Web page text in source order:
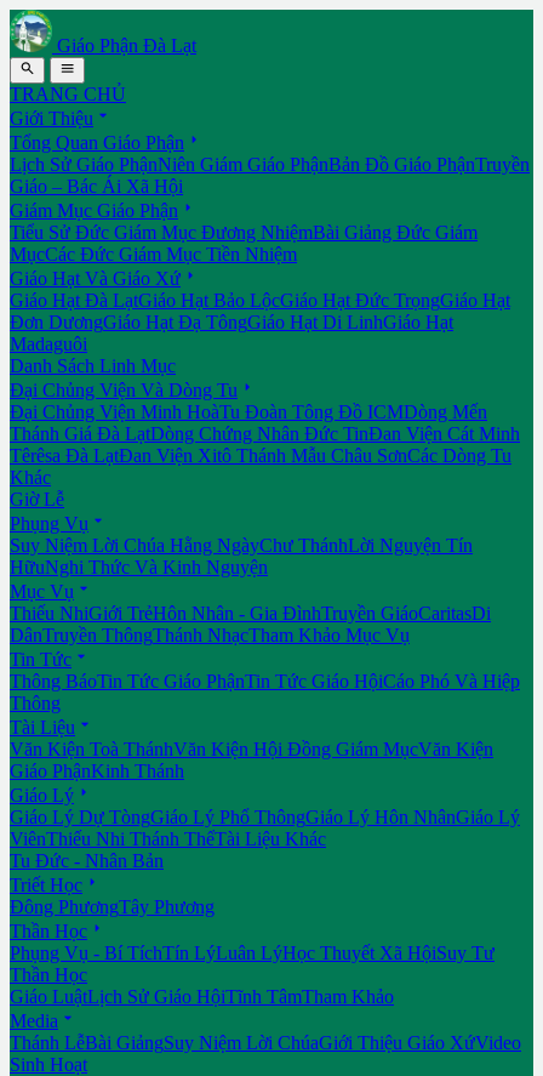
Giáo Phận Đà Lạt
 
TRANG CHỦ
Giới Thiệu 
Tổng Quan Giáo Phận 
Lịch Sử Giáo PhậnNiên Giám Giáo PhậnBản Đồ Giáo PhậnTruyền
Giáo – Bác Ái Xã Hội
Giám Mục Giáo Phận 
Tiểu Sử Đức Giám Mục Đương NhiệmBài Giảng Đức Giám
MụcCác Đức Giám Mục Tiền Nhiệm
Giáo Hạt Và Giáo Xứ 
Giáo Hạt Đà LạtGiáo Hạt Bảo LộcGiáo Hạt Đức TrọngGiáo Hạt
Đơn DươngGiáo Hạt Đạ TôngGiáo Hạt Di LinhGiáo Hạt
Madaguôi
Danh Sách Linh Mục
Đại Chủng Viện Và Dòng Tu 
Đại Chủng Viện Minh HoàTu Đoàn Tông Đồ ICMDòng Mến
Thánh Giá Đà LạtDòng Chứng Nhân Đức TinĐan Viện Cát Minh
Têrêsa Đà LạtĐan Viện Xitô Thánh Mẫu Châu SơnCác Dòng Tu
Khác
Giờ Lễ
Phụng Vụ 
Suy Niệm Lời Chúa Hằng NgàyChư ThánhLời Nguyện Tín
HữuNghi Thức Và Kinh Nguyện
Mục Vụ 
Thiếu NhiGiới TrẻHôn Nhân - Gia ĐìnhTruyền GiáoCaritasDi
DânTruyền ThôngThánh NhạcTham Khảo Mục Vụ
Tin Tức 
Thông BáoTin Tức Giáo PhậnTin Tức Giáo HộiCáo Phó Và Hiệp
Thông
Tài Liệu 
Văn Kiện Toà ThánhVăn Kiện Hội Đồng Giám MụcVăn Kiện
Giáo PhậnKinh Thánh
Giáo Lý 
Giáo Lý Dự TòngGiáo Lý Phổ ThôngGiáo Lý Hôn NhânGiáo Lý
ViênThiếu Nhi Thánh ThểTài Liệu Khác
Tu Đức - Nhân Bản
Triết Học 
Đông PhươngTây Phương
Thần Học 
Phụng Vụ - Bí TíchTín LýLuân LýHọc Thuyết Xã HộiSuy Tư
Thần Học
Giáo LuậtLịch Sử Giáo HộiTĩnh TâmTham Khảo
Media 
Thánh LễBài GiảngSuy Niệm Lời ChúaGiới Thiệu Giáo XứVideo
Sinh Hoạt